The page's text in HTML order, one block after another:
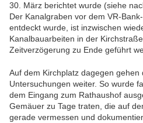
30. März berichtet wurde (siehe
Der Kanalgraben vor dem VR-
entdeckt wurde, ist inzwischen
Kanalbauarbeiten in der
Zeitverzögerung zu Ende geführt
Auf dem Kirchplatz dagegen gehen
Untersuchungen weiter. So wurde
dem Eingang zum Rathaushof
Gemäuer zu Tage traten, die auf
gerade vermessen und